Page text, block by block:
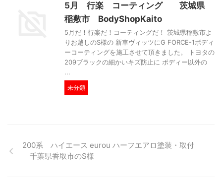
5月 行楽 コーティング 茨城県
稲敷市 BodyShopKaito
5月だ！行楽だ！コーティングだ！ 茨城県稲敷市よ
りお越しのS様の 新車ヴィッツにG FORCE-1ボディ
ーコーティングを施工させて頂きました。 トヨタの
209ブラックの細かいキズ防止に ボディー以外の
...
未分類
200系 ハイエース eurou ハーフエアロ塗装・取付
千葉県香取市のS様